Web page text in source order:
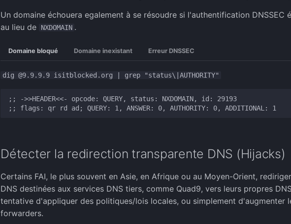
Un domaine échouera egalement à se résoudre si l'authentification DNSSEC
au lieu de NXDOMAIN .
Domaine bloqué Domaine inexistant Erreur DNSSEC
dig @9.9.9.9 isitblocked.org | grep "status\|AUTHORITY"
;; ->>HEADER<<- opcode: QUERY, status: NXDOMAIN, id: 29193
Détecter la redirection transparente DNS (Hijacks)
Certains FAI, le plus souvent en Asie, en Afrique ou au Moyen-Orient,
DNS destinées aux services DNS tiers, comme Quad9, vers leurs propres
tentative d'appliquer des politiques/lois locales, ou simplement d'augmenter
forwarders.